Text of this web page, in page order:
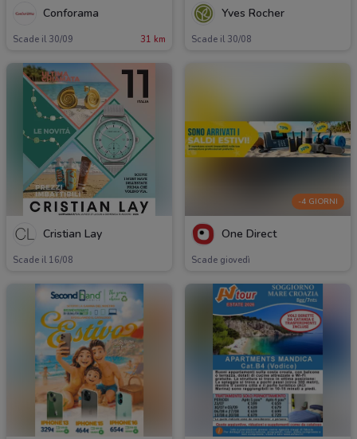
Conforama
Scade il 30/09 31 km
Yves Rocher
Scade il 30/08
Cristian Lay
Scade il 16/08
-4 GIORNI
One Direct
Scade giovedì